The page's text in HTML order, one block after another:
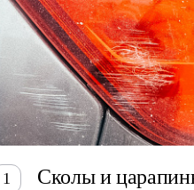
1 Сколы и